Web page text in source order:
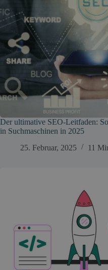
Der ultimative SEO-Leitfaden:
in Suchmaschinen in 2025
25. Februar, 2025
11